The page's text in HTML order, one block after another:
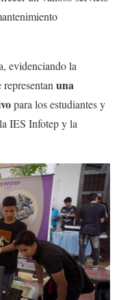
evidenciando la
una
para los estudiantes y
IES Infotep y la